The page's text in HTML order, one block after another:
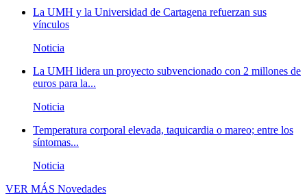
La UMH y la Universidad de Cartagena refuerzan sus
vínculos
Noticia
La UMH lidera un proyecto subvencionado con 2 millones de
euros para la...
Noticia
Temperatura corporal elevada, taquicardia o mareo; entre los
síntomas...
Noticia
VER MÁS Novedades